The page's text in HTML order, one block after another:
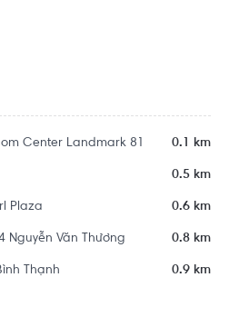
Center Landmark 81 0.1 km
0.5 km
Plaza 0.6 km
Nguyễn Văn Thương 0.8 km
Thạnh 0.9 km